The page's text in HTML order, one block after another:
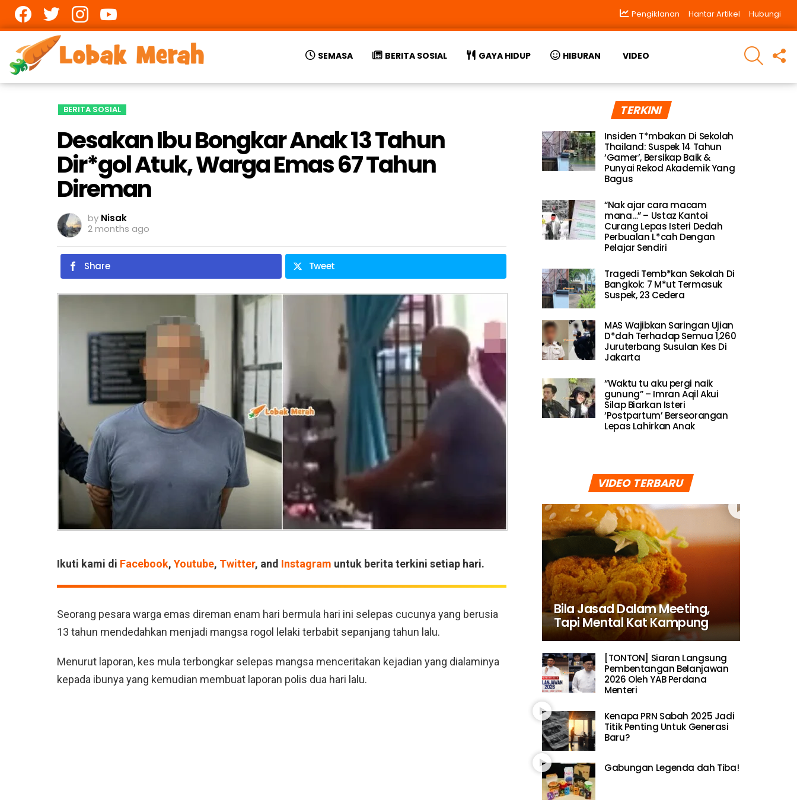
Pengiklanan Hantar Artikel Hubungi
SEMASA BERITA SOSIAL GAYA HIDUP HIBURAN VIDEO
SEARCH
BERITA SOSIAL
Desakan Ibu Bongkar Anak 13 Tahun
Dir*gol Atuk, Warga Emas 67 Tahun
Direman
by Nisak
2 months ago
Share Tweet
Ikuti kami di Facebook, Youtube, Twitter, and Instagram untuk berita terkini setiap hari.
Seorang pesara warga emas direman enam hari bermula hari ini selepas cucunya yang berusia
13 tahun mendedahkan menjadi mangsa rogol lelaki terbabit sepanjang tahun lalu.
Menurut laporan, kes mula terbongkar selepas mangsa menceritakan kejadian yang dialaminya
kepada ibunya yang kemudian membuat laporan polis dua hari lalu.
TERKINI
Insiden T*mbakan Di Sekolah
Thailand: Suspek 14 Tahun
‘Gamer’, Bersikap Baik &
Punyai Rekod Akademik Yang
Bagus
“Nak ajar cara macam
mana…” – Ustaz Kantoi
Curang Lepas Isteri Dedah
Perbualan L*cah Dengan
Pelajar Sendiri
Tragedi Temb*kan Sekolah Di
Bangkok: 7 M*ut Termasuk
Suspek, 23 Cedera
MAS Wajibkan Saringan Ujian
D*dah Terhadap Semua 1,260
Juruterbang Susulan Kes Di
Jakarta
“Waktu tu aku pergi naik
gunung” – Imran Aqil Akui
Silap Biarkan Isteri
‘Postpartum’ Berseorangan
Lepas Lahirkan Anak
VIDEO TERBARU
Bila Jasad Dalam Meeting,
Tapi Mental Kat Kampung
[TONTON] Siaran Langsung
Pembentangan Belanjawan
2026 Oleh YAB Perdana
Menteri
Kenapa PRN Sabah 2025 Jadi
Titik Penting Untuk Generasi
Baru?
Gabungan Legenda dah Tiba!